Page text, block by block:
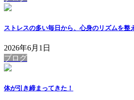
ストレスの多い毎日から、心身のリズムを整
2026年6月1日
ブログ
体が引き締まってきた！